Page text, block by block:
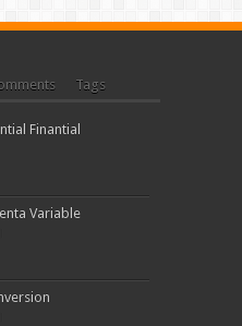
Tags
Finantial
Variable